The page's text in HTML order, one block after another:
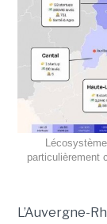
particulièrement
L’Auvergne-